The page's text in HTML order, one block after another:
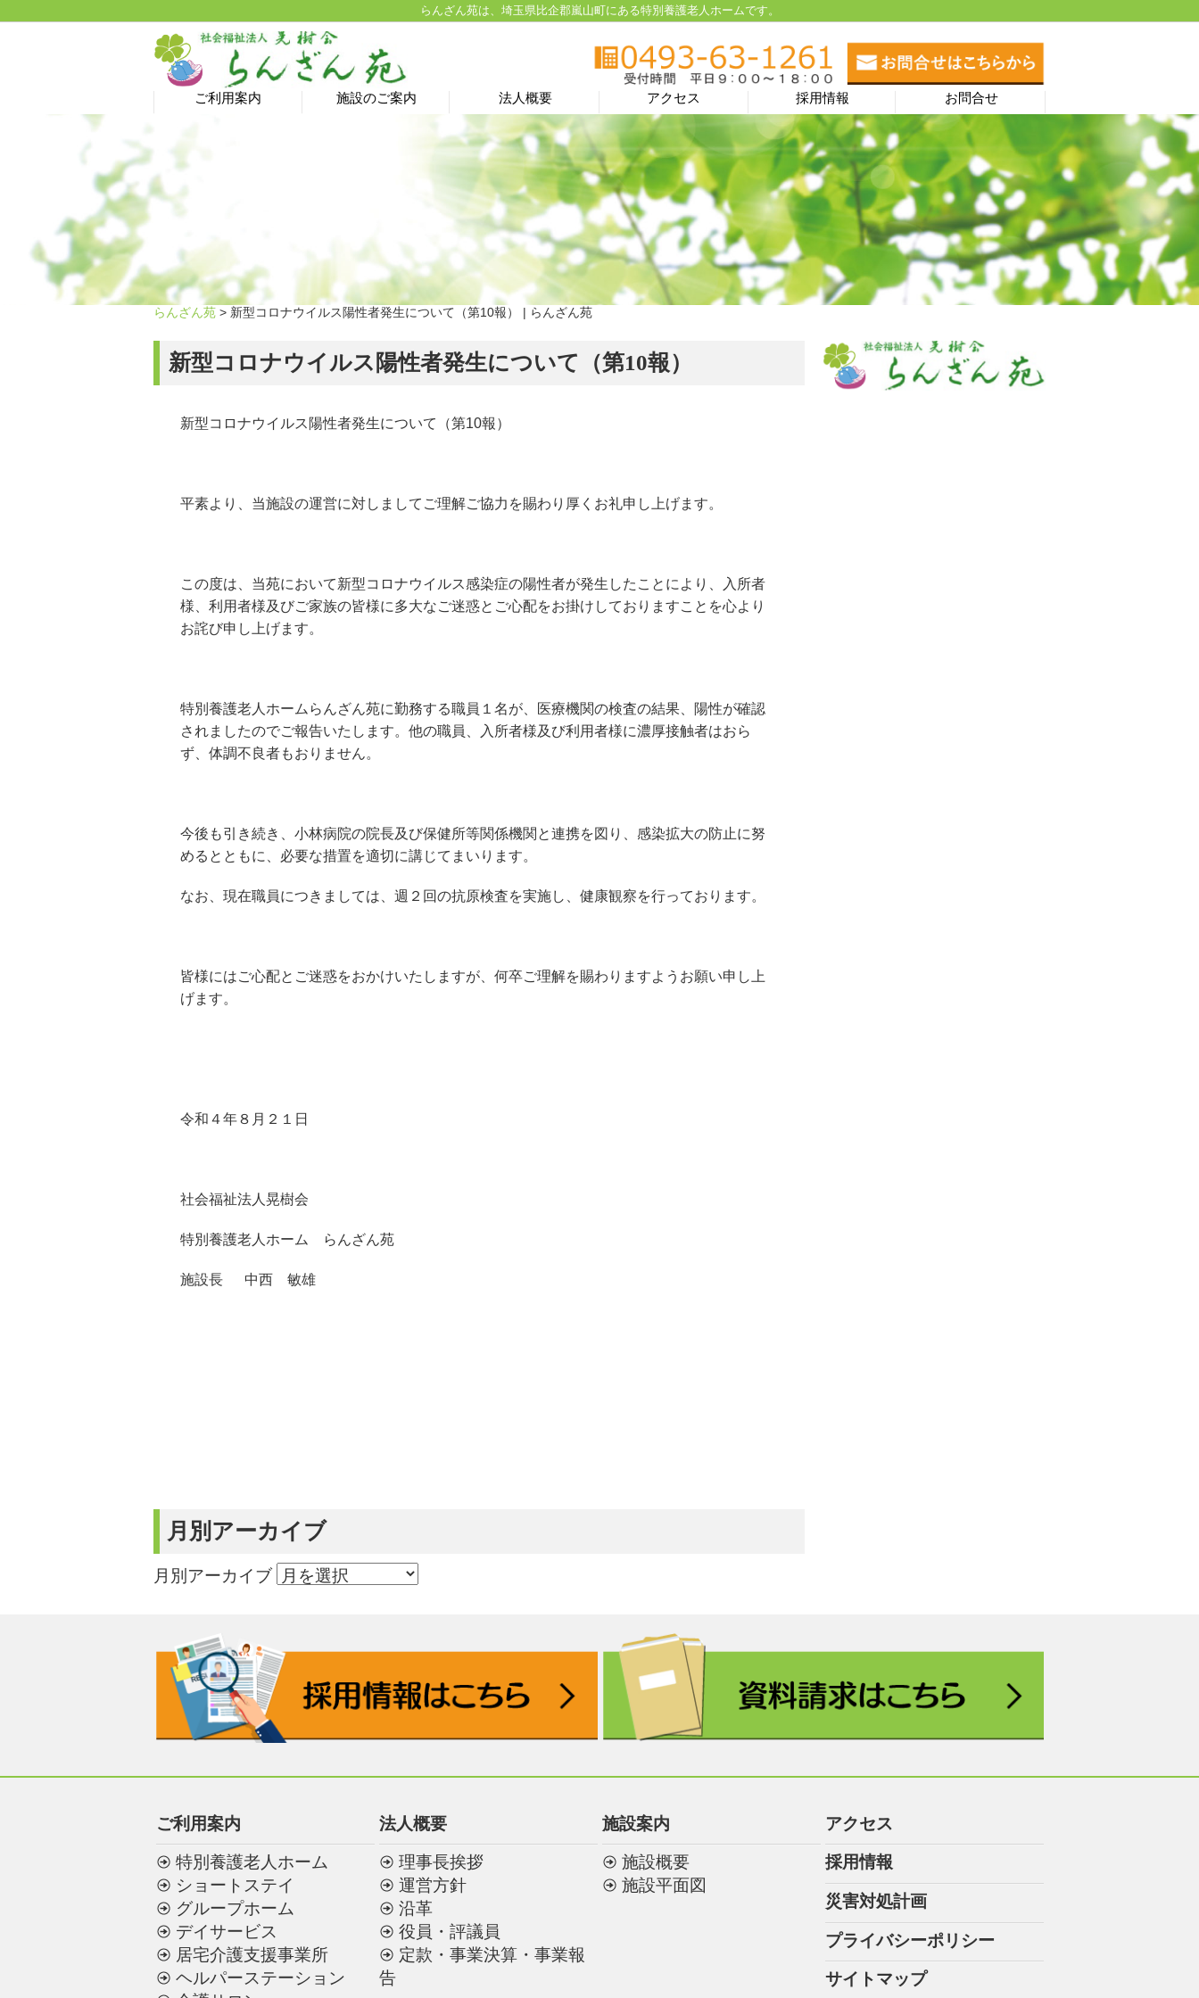
らんざん苑は、埼玉県比企郡嵐山町にある特別養護老人ホームです。
ご利用案内 施設のご案内 法人概要 アクセス 採用情報 お問合せ
らんざん苑 > 新型コロナウイルス陽性者発生について（第10報） | らんざん苑
新型コロナウイルス陽性者発生について（第10報）
新型コロナウイルス陽性者発生について（第10報）
平素より、当施設の運営に対しましてご理解ご協力を賜わり厚くお礼申し上げます。
この度は、当苑において新型コロナウイルス感染症の陽性者が発生したことにより、入所者
様、利用者様及びご家族の皆様に多大なご迷惑とご心配をお掛けしておりますことを心より
お詫び申し上げます。
特別養護老人ホームらんざん苑に勤務する職員１名が、医療機関の検査の結果、陽性が確認
されましたのでご報告いたします。他の職員、入所者様及び利用者様に濃厚接触者はおら
ず、体調不良者もおりません。
今後も引き続き、小林病院の院長及び保健所等関係機関と連携を図り、感染拡大の防止に努
めるとともに、必要な措置を適切に講じてまいります。
なお、現在職員につきましては、週２回の抗原検査を実施し、健康観察を行っております。
皆様にはご心配とご迷惑をおかけいたしますが、何卒ご理解を賜わりますようお願い申し上
げます。
令和４年８月２１日
社会福祉法人晃樹会
特別養護老人ホーム らんざん苑
施設長 中西 敏雄
月別アーカイブ
月別アーカイブ
ご利用案内
特別養護老人ホーム
ショートステイ
グループホーム
デイサービス
居宅介護支援事業所
ヘルパーステーション
法人概要
理事長挨拶
運営方針
沿革
役員・評議員
定款・事業決算・事業報
告
施設案内
施設概要
施設平面図
アクセス
採用情報
災害対処計画
プライバシーポリシー
サイトマップ